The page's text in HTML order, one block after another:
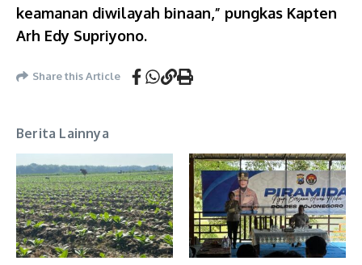
keamanan diwilayah binaan,” pungkas Kapten
Arh Edy Supriyono.
Share this Article
Berita Lainnya